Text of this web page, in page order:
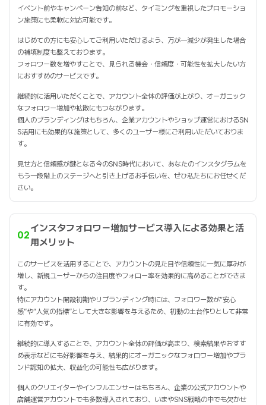
イベント前やキャンペーン告知の前など、タイミングを重視したプロモーショ
ン施策にも柔軟に対応可能です。
はじめての方にも安心してご利用いただけるよう、万が一減少が発生した場合
の補填制度も整えております。
フォロワー数を増やすことで、見られる機会・信頼度・可能性を拡大したい方
におすすめのサービスです。
継続的に活用いただくことで、アカウント全体の評価が上がり、オーガニック
なフォロワー増加や拡散にもつながります。
個人のブランディングはもちろん、企業アカウントやショップ運営におけるSN
S活用にも効果的な施策として、多くのユーザー様にご利用いただいておりま
す。
見せ方と信頼感が鍵となる今のSNS時代において、あなたのインスタグラムを
もう一段階上のステージへと引き上げるお手伝いを、ぜひ私たちにお任せくだ
さい。
02
インスタフォロワー増加サービス導入による効果と活
用メリット
このサービスを活用することで、アカウントの見た目や信頼性に一気に厚みが
増し、新規ユーザーからの注目度やフォロー率を効果的に高めることができま
す。
特にアカウント開設初期やリブランディング時には、フォロワー数が“安心
感”や“人気の指標”として大きな影響を与えるため、初動の土台作りとして非常
に有効です。
継続的に導入することで、アカウント全体の評価が高まり、検索結果やおすす
め表示などにも好影響を与え、結果的にオーガニックなフォロワー増加やブラ
ンド認知の拡大、収益化の可能性も広がります。
個人のクリエイターやインフルエンサーはもちろん、企業の公式アカウントや
店舗運営アカウントでも多数導入されており、いまやSNS戦略の中でも欠かせ